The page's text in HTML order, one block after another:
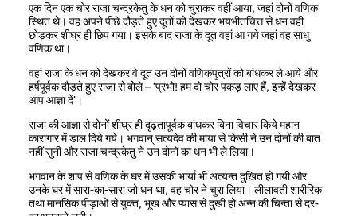
एक दिन एक चोर राजा चन्द्रकेतु के धन को चुराकर वहीं आया, जहां दोनों वणिक
स्थित थे। वह अपने पीछे दौड़ते हुए दूतों को देखकर भयभीतचित्त से धन वहीं
छोड़कर शीघ्र ही छिप गया। इसके बाद राजा के दूत वहां आ गये जहां वह साधु
वणिक था।
वहां राजा के धन को देखकर वे दूत उन दोनों वणिकपुत्रों को बांधकर ले आये और
हर्षपूर्वक दौड़ते हुए राजा से बोले – ‘प्रभो! हम दो चोर पकड़ लाए हैं, इन्हें देखकर
आप आज्ञा दें’।
राजा की आज्ञा से दोनों शीघ्र ही दृढ़तापूर्वक बांधकर बिना विचार किये महान
कारागार में डाल दिये गये। भगवान् सत्यदेव की माया से किसी ने उन दोनों की बात
नहीं सुनी और राजा चन्द्रकेतु ने उन दोनों का धन भी ले लिया।
भगवान के शाप से वणिक के घर में उसकी भार्या भी अत्यन्त दुखित हो गयी और
उनके घर में सारा-का-सारा जो धन था, वह चोर ने चुरा लिया। लीलावती शारीरिक
तथा मानसिक पीड़ाओं से युक्त, भूख और प्यास से दुखी हो अन्न की चिन्ता से दर-